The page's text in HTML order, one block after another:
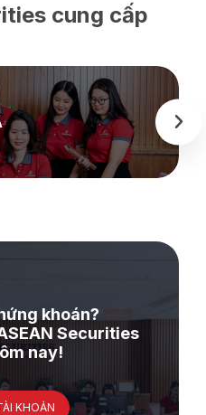
cung cấp
khoán?
Securities
nay!
KHOẢN